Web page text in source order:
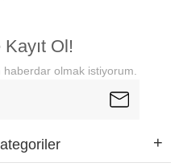
Ol!
olmak istiyorum.